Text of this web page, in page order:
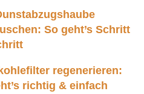
So geht’s Schritt
regenerieren:
richtig & einfach